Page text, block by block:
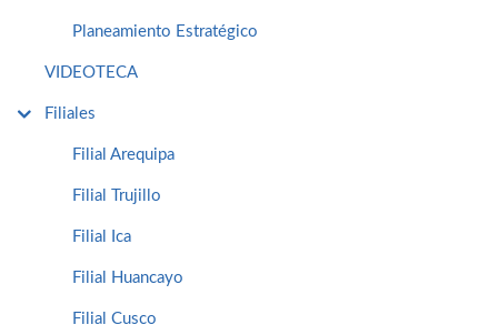
Planeamiento Estratégico
VIDEOTECA
Filiales
Filial Arequipa
Filial Trujillo
Filial Ica
Filial Huancayo
Filial Cusco